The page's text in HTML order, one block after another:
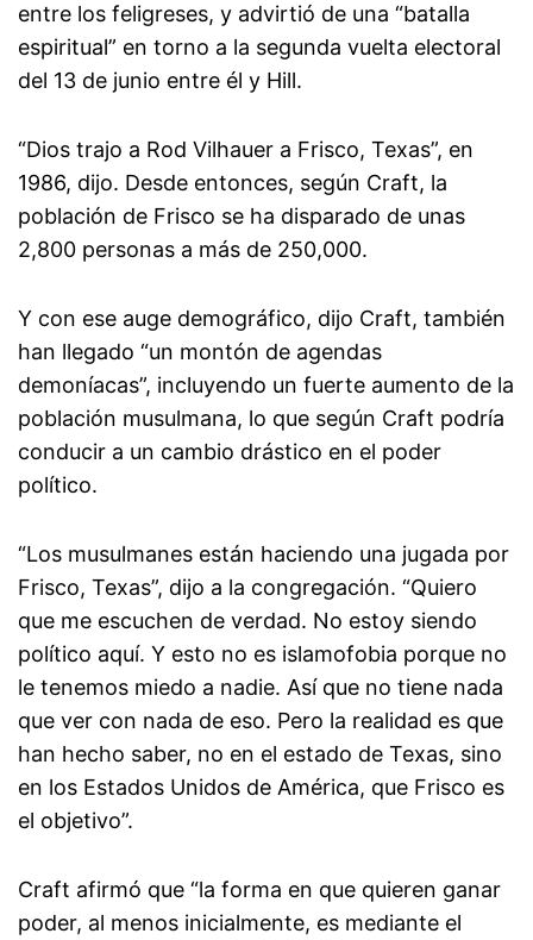
entre los feligreses, y advirtió de una “batalla
espiritual” en torno a la segunda vuelta electoral
del 13 de junio entre él y Hill.
“Dios trajo a Rod Vilhauer a Frisco, Texas”, en
1986, dijo. Desde entonces, según Craft, la
población de Frisco se ha disparado de unas
2,800 personas a más de 250,000.
Y con ese auge demográfico, dijo Craft, también
han llegado “un montón de agendas
demoníacas”, incluyendo un fuerte aumento de la
población musulmana, lo que según Craft podría
conducir a un cambio drástico en el poder
político.
“Los musulmanes están haciendo una jugada por
Frisco, Texas”, dijo a la congregación. “Quiero
que me escuchen de verdad. No estoy siendo
político aquí. Y esto no es islamofobia porque no
le tenemos miedo a nadie. Así que no tiene nada
que ver con nada de eso. Pero la realidad es que
han hecho saber, no en el estado de Texas, sino
en los Estados Unidos de América, que Frisco es
el objetivo”.
Craft afirmó que “la forma en que quieren ganar
poder, al menos inicialmente, es mediante el